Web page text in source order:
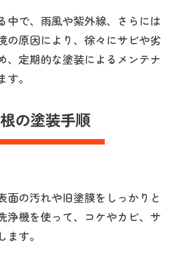
中で、雨風や紫外線、さらには
の原因により、徐々にサビや劣
、定期的な塗装によるメンテナ
。
の塗装手順
面の汚れや旧塗膜をしっかりと
浄機を使って、コケやカビ、サ
す。